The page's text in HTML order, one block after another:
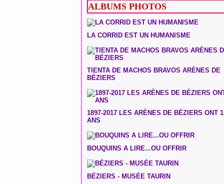
ALBUMS PHOTOS
LA CORRID EST UN HUMANISME
TIENTA DE MACHOS BRAVOS ARÈNES DE
BÉZIERS
1897-2017 LES ARÈNES DE BÉZIERS ONT
ANS
BOUQUINS A LIRE...OU OFFRIR
BÉZIERS - MUSÉE TAURIN